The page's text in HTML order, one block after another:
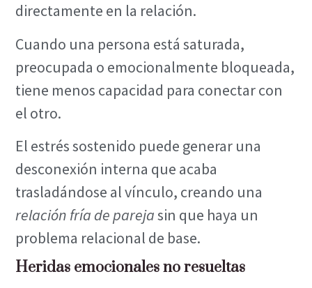
directamente en la relación.
Cuando una persona está saturada,
preocupada o emocionalmente bloqueada,
tiene menos capacidad para conectar con
el otro.
El estrés sostenido puede generar una
desconexión interna que acaba
trasladándose al vínculo, creando una
relación fría de parejasin que haya un
problema relacional de base.
Heridas emocionales no resueltas